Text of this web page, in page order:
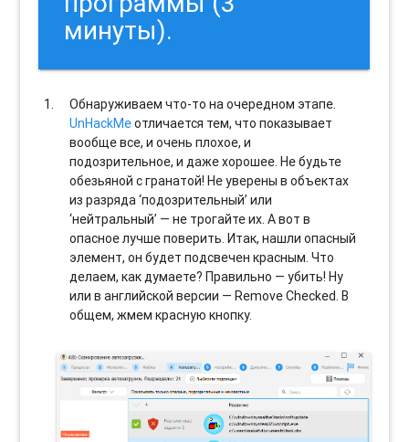
минуты).
Обнаруживаем что-то на очередном этапе.
UnHackMeотличается тем, что показывает
вообще все, и очень плохое, и
подозрительное, и даже хорошее. Не будьте
обезьяной с гранатой! Не уверены в объектах
из разряда ‘подозрительный’ или
‘нейтральный’ — не трогайте их. А вот в
опасное лучше поверить. Итак, нашли опасный
элемент, он будет подсвечен красным. Что
делаем, как думаете? Правильно — убить! Ну
или в английской версии — Remove Checked. В
общем, жмем красную кнопку.